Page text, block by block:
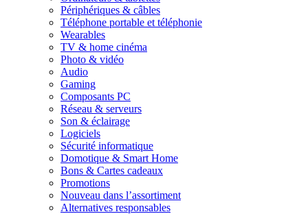
Périphériques & câbles
Téléphone portable et téléphonie
Wearables
TV & home cinéma
Photo & vidéo
Audio
Gaming
Composants PC
Réseau & serveurs
Son & éclairage
Logiciels
Sécurité informatique
Domotique & Smart Home
Bons & Cartes cadeaux
Promotions
Nouveau dans l’assortiment
Alternatives responsables